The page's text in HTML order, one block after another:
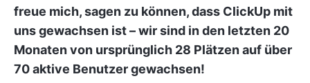
freue mich, sagen zu können, dass ClickUp mit
uns gewachsen ist – wir sind in den letzten 20
Monaten von ursprünglich 28 Plätzen auf über
70 aktive Benutzer gewachsen!